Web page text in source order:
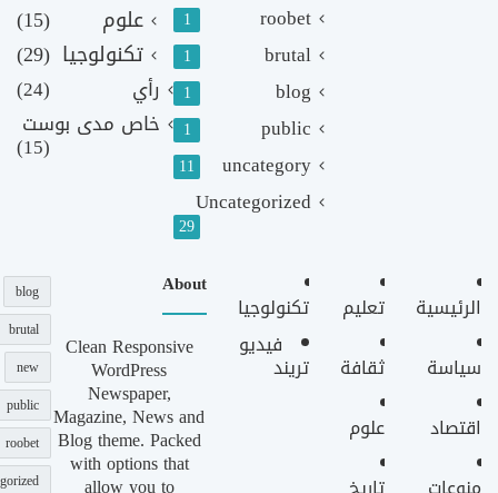
roobet
1
brutal
1
blog
1
public
1
uncategory
11
Uncategorized
29
علوم
(15)
تكنولوجيا (29)
رأي
(24)
خاص مدى بوست
(15)
الرئيسية
سياسة
اقتصاد
تعليم
ثقافة
علوم
تكنولوجيا
فيديو
تريند
About
Clean Responsive
WordPress
Newspaper,
Magazine, News and
Blog theme. Packed
with options that
blog
brutal
new
public
roobet